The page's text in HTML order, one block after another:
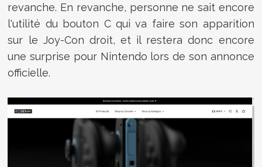
revanche. En revanche, personne ne sait encore
l'utilité du bouton C qui va faire son apparition
sur le Joy-Con droit, et il restera donc encore
une surprise pour Nintendo lors de son annonce
officielle.